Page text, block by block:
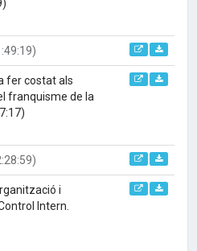
fer costat als
franquisme de la
i
Intern.